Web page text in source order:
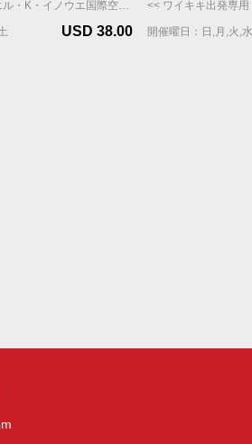
ホノルルへようこそ！ダニエル・K・イノウエ国際空港（ホノルル空港・HNL）からワイキキのホテルや宿泊施設まで、チャーリーズタクシーの【空港定額料金】送迎サービスをご利用ください。 当社の広々としたミニバンは最大5名様まで乗車可能（スーツケースと手荷物はおひとり様1個まで）、快適な移動ができます。 また、定額料金は渋滞などの交通状況に関係なく、定額料金が適用されるため、追加チャージの心配もありません。 **** 重要 **** ・【空港定額料金】はWill Call(ウィルコール）方式です。ホノルル空港到着後、国際線FIT出口を出た後、ポータルサイトまたはお電話にてタクシーの配車をご依頼いただきます。チャーリーズタクシーは、お客様の配車依頼を受信後、速やかにタクシーを向かわせますが、混雑時などはお待ちいただく場合もございます。予めご了承の上でお申し込みください。 ・【空港定額料金】をご利用のお客様へのご案内 https://jp.charleystaxi.com/article/airportportal_jp ・少しでも早く空港からご移動されたいお客様は【プライオリティ予約】や【VIPフルサービスパッケージ】のご利用をおすすめします。 ・【定額料金】にチップ(18%)・予約手数料(9%)は含まれておらず、決済画面で加算されます。 ・需要が高いため、航空便と宿泊先が決まり次第、お早めにご予約ください。往復のご予約をお勧めします。 ご予約に関するご質問はお気軽にお問い合わせください。 jsd@charleystaxi.com
USD 38.00 開催曜日：日,月,火,